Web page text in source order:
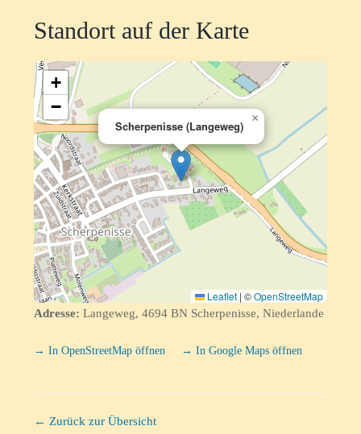
Standort auf der Karte
Scherpenisse (Langeweg)
×
+
−
Leaflet | ©OpenStreetMap
Adresse: Langeweg, 4694 BN Scherpenisse, Niederlande
→ In OpenStreetMap öffnen → In Google Maps öffnen
← Zurück zur Übersicht